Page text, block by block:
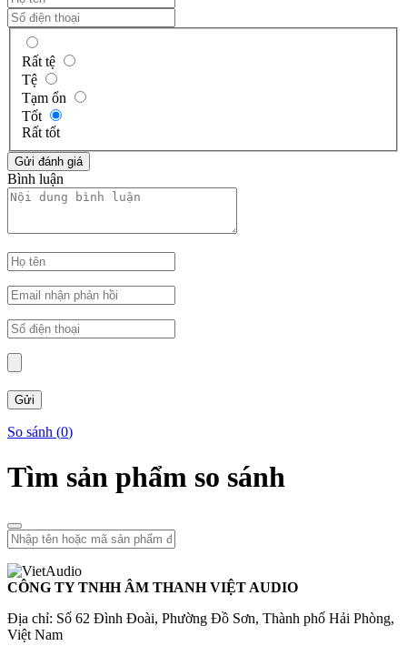
Rất tệ
Tệ
Tạm ổn
Tốt
Rất tốt
Bình luận
So sánh (0)
Tìm sản phẩm so sánh
CÔNG TY TNHH ÂM THANH VIỆT AUDIO
Địa chỉ: Số 62 Đình Đoài, Phường Đồ Sơn, Thành phố Hải Phòng,
Việt Nam